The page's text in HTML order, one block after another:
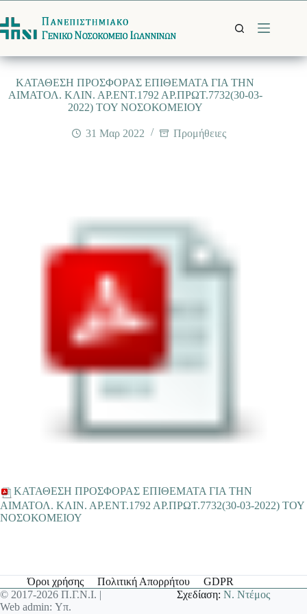
στο
περιεχόμενο
ΚΑΤΑΘΕΣΗ ΠΡΟΣΦΟΡΑΣ ΕΠΙΘΕΜΑΤΑ ΓΙΑ ΤΗΝ
ΑΙΜΑΤΟΛ. ΚΛΙΝ. ΑΡ.ΕΝΤ.1792 ΑΡ.ΠΡΩΤ.7732(30-03-
2022) ΤΟΥ ΝΟΣΟΚΟΜΕΙΟΥ
31 Μαρ 2022 Προμήθειες
ΚΑΤΑΘΕΣΗ ΠΡΟΣΦΟΡΑΣ ΕΠΙΘΕΜΑΤΑ ΓΙΑ ΤΗΝ
ΑΙΜΑΤΟΛ. ΚΛΙΝ. ΑΡ.ΕΝΤ.1792 ΑΡ.ΠΡΩΤ.7732(30-03-2022) ΤΟΥ
ΝΟΣΟΚΟΜΕΙΟΥ
Όροι χρήσης Πολιτική Απορρήτου
GDPR
© 2017-2026 Π.Γ.Ν.Ι. |
Web admin: Υπ.
Σχεδίαση:Ν. Ντέμος